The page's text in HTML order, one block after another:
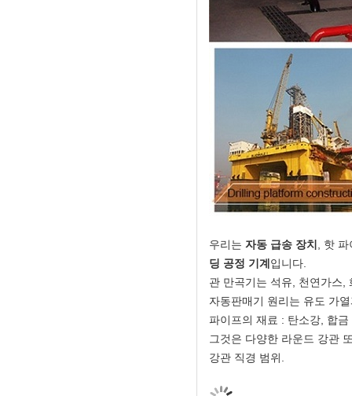
우리는 자동 급송 장치
, 핫
딩 공정 기계 입니다.
관 만곡기는 석유, 천연가스,
자동판매기 원리는 유도 가
파이프의 재료 : 탄소강, 합
그것은 다양한 라운드 강관
강관 직경 범위.